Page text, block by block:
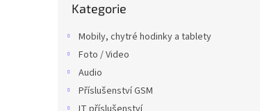
kategorie
Kategorie
Mobily, chytré hodinky a tablety
Foto / Video
Audio
Příslušenství GSM